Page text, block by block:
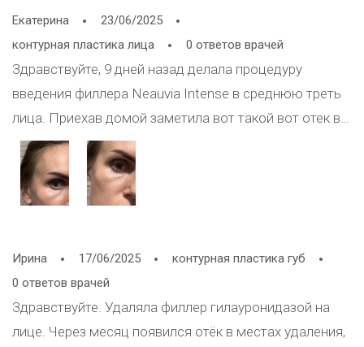
Екатерина
23/06/2025
контурная пластика лица
0 ответов врачей
Здравствуйте, 9 дней назад делала процедуру
введения филлера Neauvia Intense в среднюю треть
лица. Приехав домой заметила вот такой вот отек в
месте введения препарата и вот уже на протяжении
9ти дней отек не проходит. Вводили филлер канюлей.
Да и еще мне кажется, что после процедуры я стала
чтобы их сгладить). Что это может быть и как с этим
бороться? Заранее благодарна за совет!
Ирина 17/06/2025
контурная пластика губ
0 ответов врачей
Здравствуйте. Удаляла филлер гилауронидазой на
лице. Через месяц появился отёк в местах удаления,